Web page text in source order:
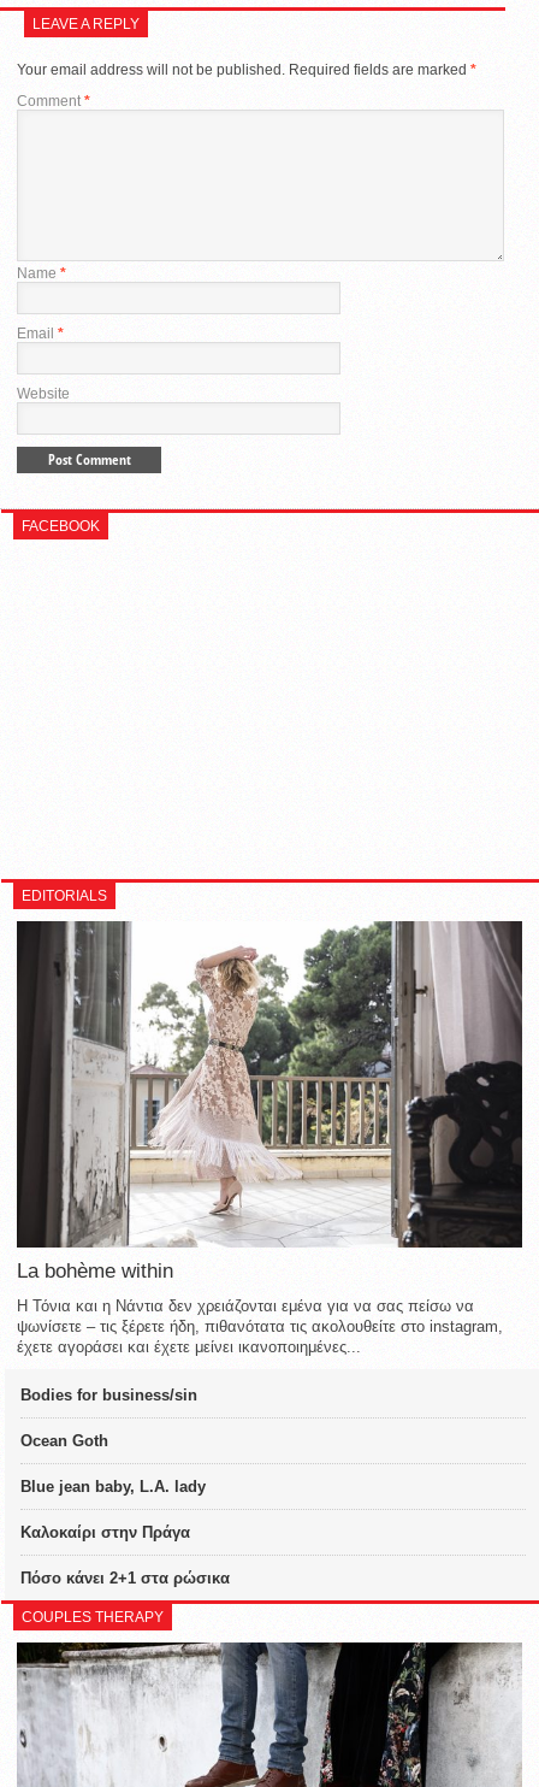
LEAVE A REPLY
Your email address will not be published. Required fields are marked *
Comment*
Name *
Email *
Website
FACEBOOK
EDITORIALS
La bohème within
Η Τόνια και η Νάντια δεν χρειάζονται εμένα για να σας πείσω να
ψωνίσετε – τις ξέρετε ήδη, πιθανότατα τις ακολουθείτε στο instagram,
έχετε αγοράσει και έχετε μείνει ικανοποιημένες...
Bodies for business/sin
Ocean Goth
Blue jean baby, L.A. lady
Καλοκαίρι στην Πράγα
Πόσο κάνει 2+1 στα ρώσικα
COUPLES THERAPY